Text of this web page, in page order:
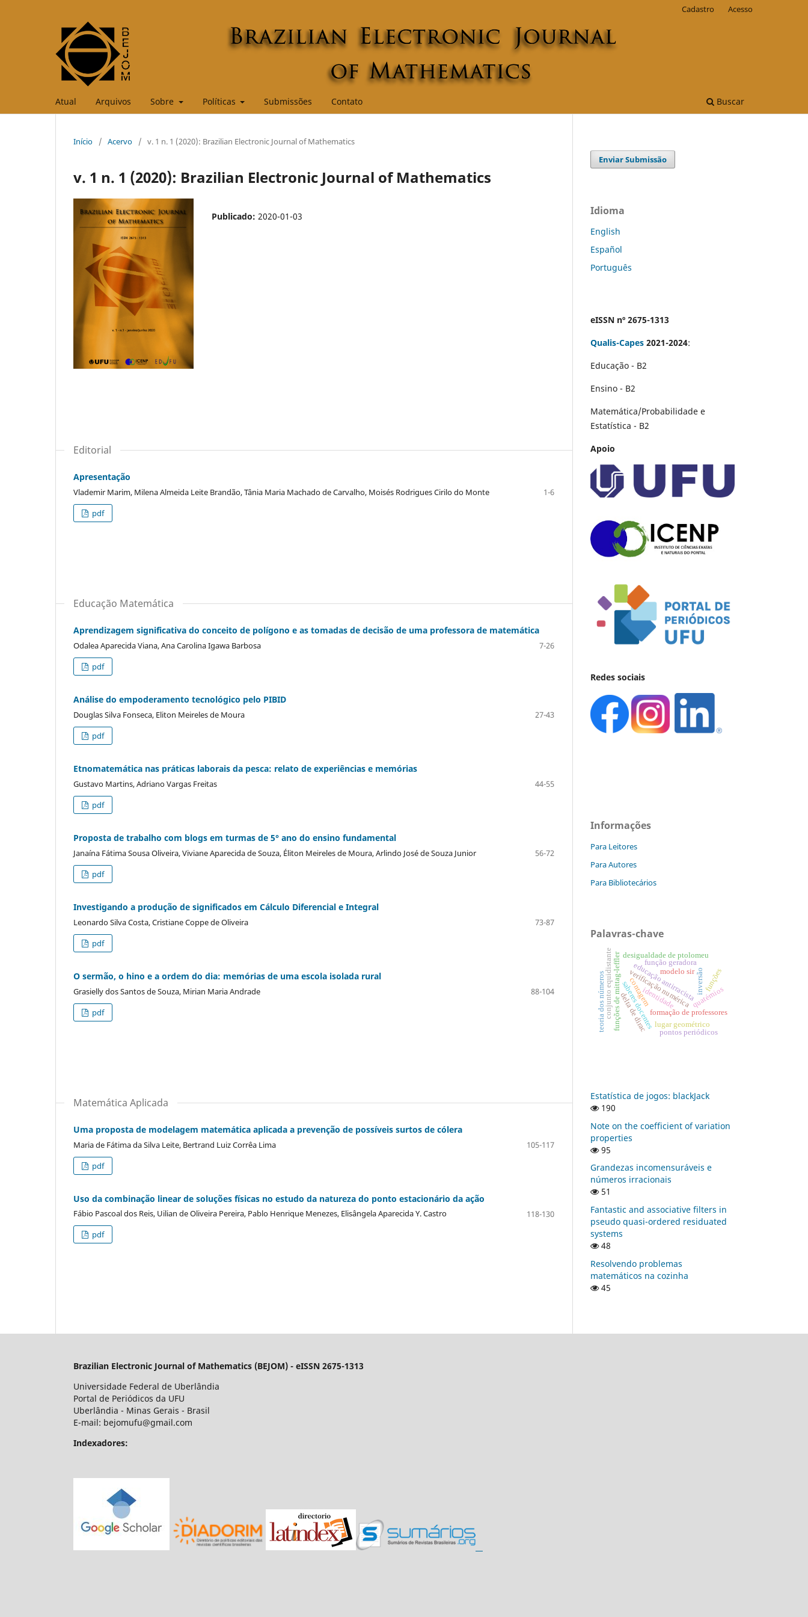
Atual Arquivos Sobre Políticas Submissões Contato Buscar
Cadastro Acesso
Início / Acervo / v. 1 n. 1 (2020): Brazilian Electronic Journal of Mathematics
v. 1 n. 1 (2020): Brazilian Electronic Journal of Mathematics
Publicado: 2020-01-03
Editorial
Apresentação
Vlademir Marim, Milena Almeida Leite Brandão, Tânia Maria Machado de Carvalho, Moisés Rodrigues Cirilo do Monte
1-6
pdf
Educação Matemática
Aprendizagem significativa do conceito de polígono e as tomadas de decisão de uma professora de matemática
Odalea Aparecida Viana, Ana Carolina Igawa Barbosa
7-26
pdf
Análise do empoderamento tecnológico pelo PIBID
Douglas Silva Fonseca, Eliton Meireles de Moura
27-43
pdf
Etnomatemática nas práticas laborais da pesca: relato de experiências e memórias
Gustavo Martins, Adriano Vargas Freitas
44-55
pdf
Proposta de trabalho com blogs em turmas de 5° ano do ensino fundamental
Janaína Fátima Sousa Oliveira, Viviane Aparecida de Souza, Éliton Meireles de Moura, Arlindo José de Souza Junior
56-72
pdf
Investigando a produção de significados em Cálculo Diferencial e Integral
Leonardo Silva Costa, Cristiane Coppe de Oliveira
73-87
pdf
O sermão, o hino e a ordem do dia: memórias de uma escola isolada rural
Grasielly dos Santos de Souza, Mirian Maria Andrade
88-104
pdf
Matemática Aplicada
Uma proposta de modelagem matemática aplicada a prevenção de possíveis surtos de cólera
Maria de Fátima da Silva Leite, Bertrand Luiz Corrêa Lima
105-117
pdf
Uso da combinação linear de soluções físicas no estudo da natureza do ponto estacionário da ação
Fábio Pascoal dos Reis, Uilian de Oliveira Pereira, Pablo Henrique Menezes, Elisângela Aparecida Y. Castro
118-130
pdf
Enviar Submissão
Idioma
English
Español
Português
eISSN nº 2675-1313
Qualis-Capes 2021-2024:
Educação - B2
Ensino - B2
Matemática/Probabilidade e
Estatística - B2
Apoio
Redes sociais
Informações
Para Leitores
Para Autores
Para Bibliotecários
Palavras-chave
formação de professores
educação antirracista
saberes docentes
funções de mittag-leffler quatérnios
desigualdade de ptolomeu
inversão
lugar geométrico
conjunto equidistante verificação numérica
delta de dirac
função geradora
contagem
teoria dos números modelo sir
pontos periódicos
funções
identidade
Estatística de jogos: blackJack
190
Note on the coefficient of variation
properties
95
Grandezas incomensuráveis e
números irracionais
51
Fantastic and associative filters in
pseudo quasi-ordered residuated
systems
48
Resolvendo problemas
matemáticos na cozinha
45
Brazilian Electronic Journal of Mathematics (BEJOM) - eISSN 2675-1313
Universidade Federal de Uberlândia
Portal de Periódicos da UFU
Uberlândia - Minas Gerais - Brasil
E-mail: bejomufu@gmail.com
Indexadores: